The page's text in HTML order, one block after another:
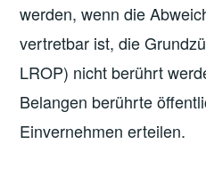
werden, wenn die
vertretbar ist, die
LROP) nicht berührt
Belangen berührte
Einvernehmen erteilen.